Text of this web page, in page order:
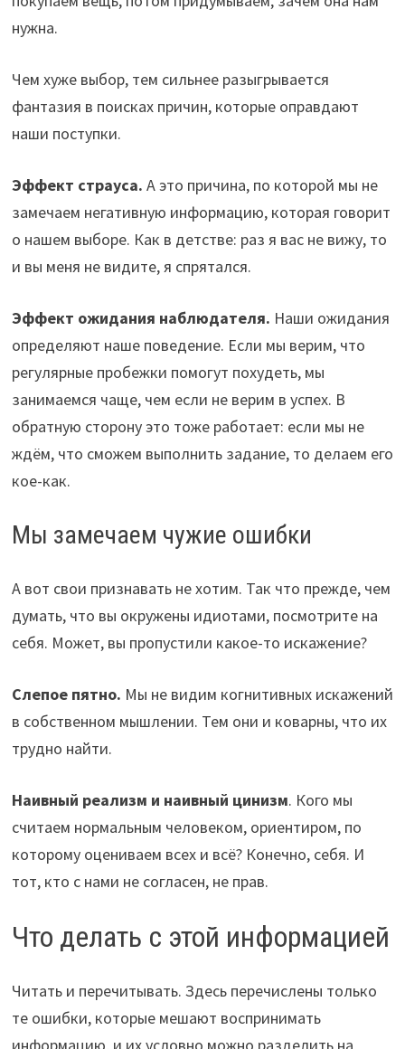
нужна.
Чем хуже выбор, тем сильнее разыгрывается
фантазия в поисках причин, которые оправдают
наши поступки.
Эффект страуса. А это причина, по которой мы не
замечаем негативную информацию, которая говорит
о нашем выборе. Как в детстве: раз я вас не вижу, то
и вы меня не видите, я спрятался.
Эффект ожидания наблюдателя. Наши ожидания
определяют наше поведение. Если мы верим, что
регулярные пробежки помогут похудеть, мы
занимаемся чаще, чем если не верим в успех. В
обратную сторону это тоже работает: если мы не
ждём, что сможем выполнить задание, то делаем его
кое-как.
Мы замечаем чужие ошибки
А вот свои признавать не хотим. Так что прежде, чем
думать, что вы окружены идиотами, посмотрите на
себя. Может, вы пропустили какое-то искажение?
Слепое пятно. Мы не видим когнитивных искажений
в собственном мышлении. Тем они и коварны, что их
трудно найти.
Наивный реализм и наивный цинизм. Кого мы
считаем нормальным человеком, ориентиром, по
которому оцениваем всех и всё? Конечно, себя. И
тот, кто с нами не согласен, не прав.
Что делать с этой информацией
Читать и перечитывать. Здесь перечислены только
те ошибки, которые мешают воспринимать